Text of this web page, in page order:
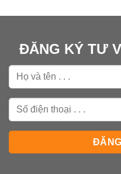
ĐĂNG KÝ TƯ